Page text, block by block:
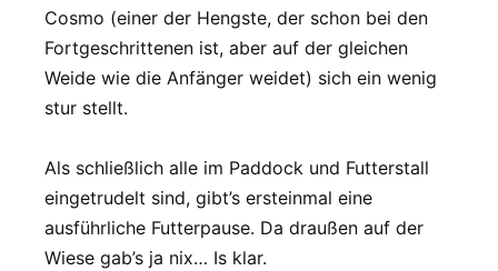
Cosmo (einer der Hengste, der schon bei den
Fortgeschrittenen ist, aber auf der gleichen
Weide wie die Anfänger weidet) sich ein wenig
stur stellt.
Als schließlich alle im Paddock und Futterstall
eingetrudelt sind, gibt’s ersteinmal eine
ausführliche Futterpause. Da draußen auf der
Wiese gab’s ja nix… Is klar.